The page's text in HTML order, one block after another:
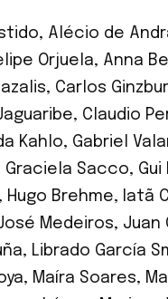
, Alécio de
Orjuela, Anna
, Carlos
, Claudio
Kahlo, Gabriel
Graciela Sacco,
, Hugo Brehme, Iatã
Medeiros, Juan
, Librado García
, Maíra Soares,